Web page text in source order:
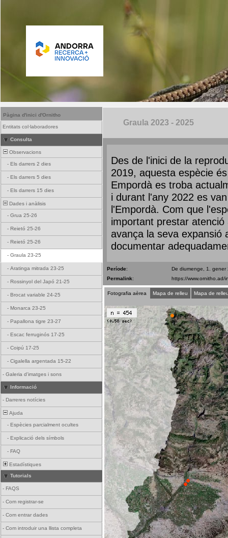
Pàgina d'inici d'Ornitho
Entitats col·laboradores
Consulta
Observacions
- Els darrers 2 dies
- Els darrers 5 dies
- Els darrers 15 dies
Dades i anàlisis
- Grua 25-26
- Reietó 25-26
- Reietó 25-26
- Graula 23-25
- Aratinga mitrada 23-25
- Rossinyol del Japó 21-25
- Brocat variable 24-25
- Monarca 23-25
- Papallona tigre 23-27
- Escac ferruginós 17-25
- Coipú 17-25
- Cigalella argentada 15-22
- Galeria d'imatges i sons
Informació
- Darreres notícies
Ajuda
- Espècies parcialment ocultes
- Explicació dels símbols
- FAQ
Estadístiques
Tutorials
- FAQS
- Com registrar-se
- Com entrar dades
- Com introduir una llista completa
Graula 2023 - 2025
Des de l'inici de la
2019, aquesta espècie
Empordà es troba
i durant l'any 2022 es
l'Empordà. Com que
important prestar
avança la seva expansió
documentar
Període:
De diumenge, 1. gener
Permalink:
Fotografia aèrea Mapa de relleu Mapa de